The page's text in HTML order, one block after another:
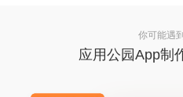
你可能遇
应用公园App制